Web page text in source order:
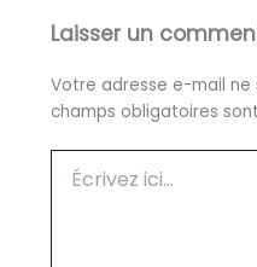
Laisser un
Votre adresse e-mail ne
champs obligatoires
ici…